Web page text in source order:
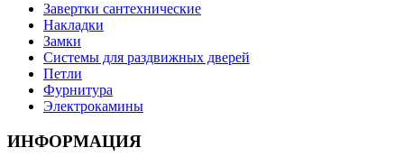
Завертки сантехнические
Накладки
Замки
Системы для раздвижных дверей
Петли
Фурнитура
Электрокамины
ИНФОРМАЦИЯ